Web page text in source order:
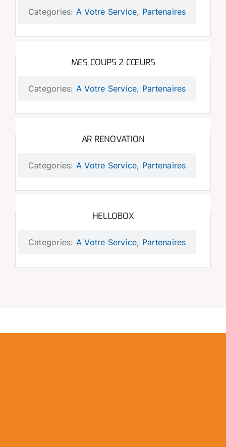
Categories: A Votre Service, Partenaires
MES COUPS 2 CŒURS
Categories: A Votre Service, Partenaires
AR RENOVATION
Categories: A Votre Service, Partenaires
HELLOBOX
Categories: A Votre Service, Partenaires